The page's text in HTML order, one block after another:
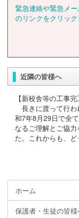
緊急連絡や緊急メ
のリンクをクリック
近隣の皆様へ
【新校舎等の工事完
長きに渡って行わ
和7年8月29日で全
なるご理解とご協
た。これからも、ど
ホーム
保護者・生徒の皆